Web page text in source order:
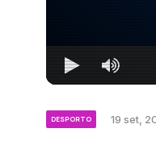
DESPORTO 19 set,